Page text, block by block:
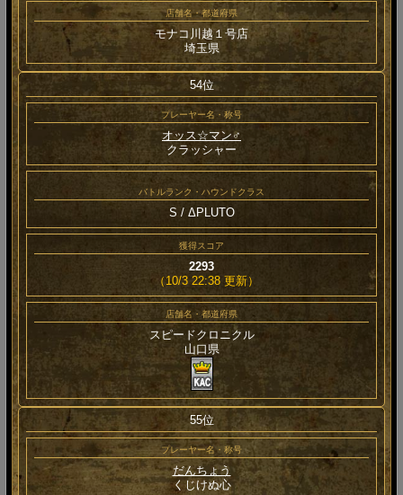
店舗名・都道府県
モナコ川越１号店
埼玉県
54位
プレーヤー名・称号
オッス☆マン♂
クラッシャー
バトルランク・ハウンドクラス
S / ΔPLUTO
獲得スコア
2293
（10/3 22:38 更新）
店舗名・都道府県
スピードクロニクル
山口県
55位
プレーヤー名・称号
だんちょう
くじけぬ心